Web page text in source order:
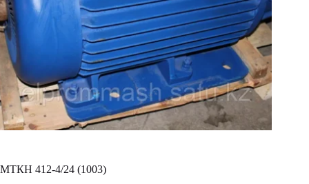
МТКН 412-4/24 (1003)